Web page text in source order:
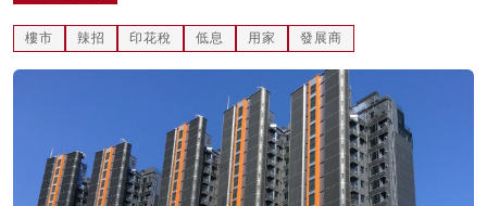
灼見活動
關於我們
樓市 辣招 印花稅 低息 用家 發展商